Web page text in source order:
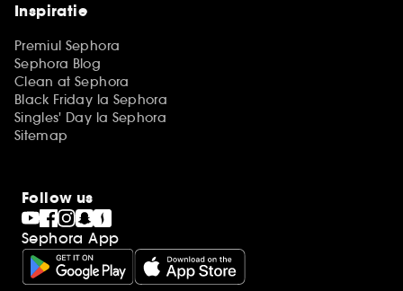
Inspiratie
Premiul Sephora
Sephora Blog
Clean at Sephora
Black Friday la Sephora
Singles' Day la Sephora
Sitemap
Follow us
Sephora App